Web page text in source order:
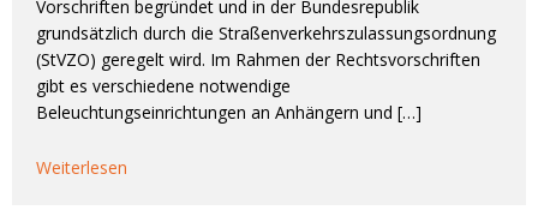
Vorschriften begründet und in der Bundesrepublik
grundsätzlich durch die Straßenverkehrszulassungsordnung
(StVZO) geregelt wird. Im Rahmen der Rechtsvorschriften
gibt es verschiedene notwendige
Beleuchtungseinrichtungen an Anhängern und […]
Weiterlesen